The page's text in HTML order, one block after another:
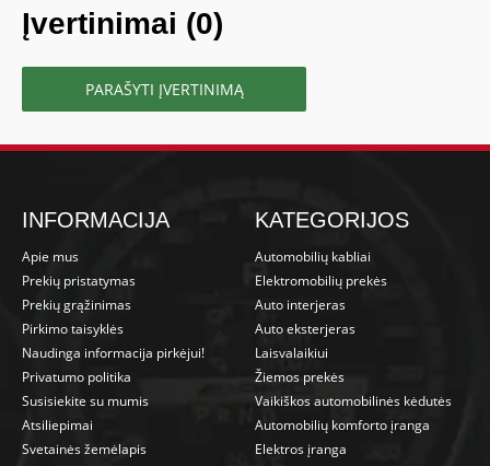
Įvertinimai (0)
PARAŠYTI ĮVERTINIMĄ
INFORMACIJA
Apie mus
Prekių pristatymas
Prekių grąžinimas
Pirkimo taisyklės
Naudinga informacija pirkėjui!
Privatumo politika
Susisiekite su mumis
Atsiliepimai
Svetainės žemėlapis
KATEGORIJOS
Automobilių kabliai
Elektromobilių prekės
Auto interjeras
Auto eksterjeras
Laisvalaikiui
Žiemos prekės
Vaikiškos automobilinės kėdutės
Automobilių komforto įranga
Elektros įranga